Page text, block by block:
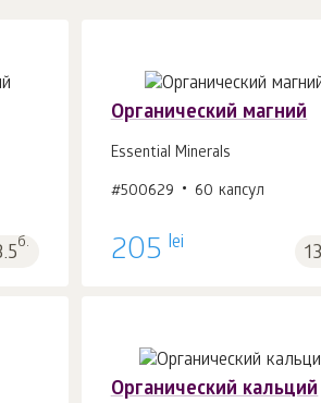
б.
Органический магний
Essential Minerals
#500629 60 капсул
205 lei
В корзину 1
Органический кальций